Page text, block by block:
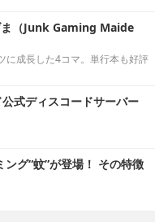
ま（Junk Gaming Maide
成長した4コマ。単行本も好評
式ディスコードサーバー
ング“蚊”が登場！ その特徴